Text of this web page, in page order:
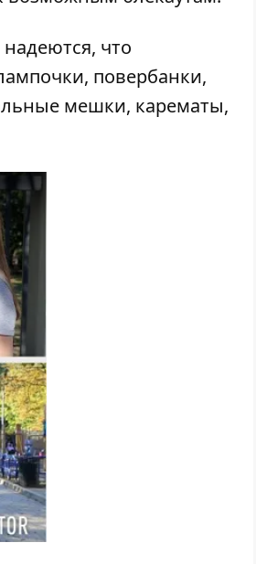
что
повербанки,
мешки, карематы,